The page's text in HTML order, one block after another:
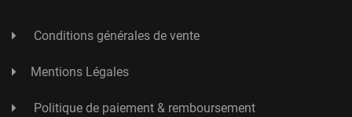
Conditions générales de vente
Mentions Légales
Politique de paiement & remboursement